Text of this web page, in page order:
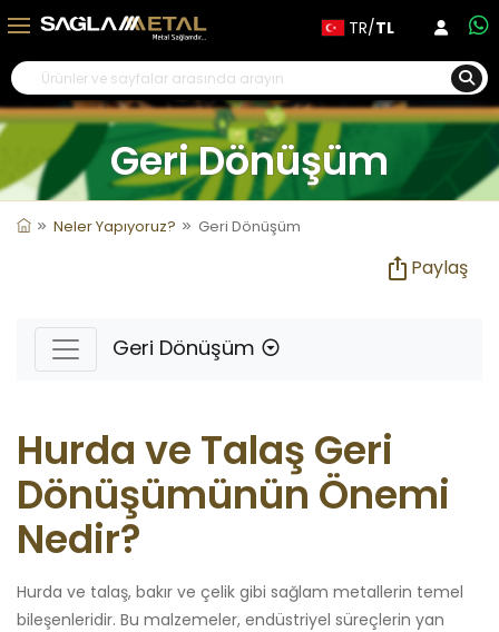
TR/TL
Geri Dönüşüm
Neler Yapıyoruz? Geri Dönüşüm
Paylaş
Geri Dönüşüm
Hurda ve Talaş Geri
Dönüşümünün Önemi
Nedir?
Hurda ve talaş, bakır ve çelik gibi sağlam metallerin temel
bileşenleridir. Bu malzemeler, endüstriyel süreçlerin yan